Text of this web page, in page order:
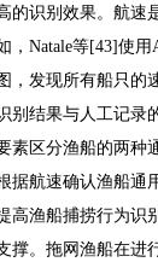
的识别效果。航
，Natale等[43]使
，发现所有船只的
别结果与人工记录
素区分渔船的两种
据航速确认渔船通
高渔船捕捞行为识
撑。拖网渔船在进